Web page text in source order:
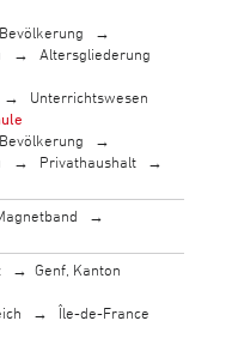
Bevölkerung
Altersgliederung
Unterrichtswesen
Bevölkerung
Privathaushalt
Genf, Kanton
Île-de-France